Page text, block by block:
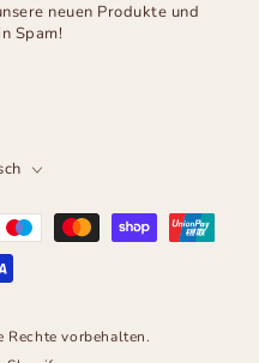
neuen Produkte und
Spam!
Rechte vorbehalten.